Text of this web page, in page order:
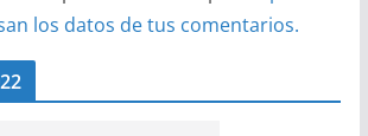
los datos de tus comentarios.